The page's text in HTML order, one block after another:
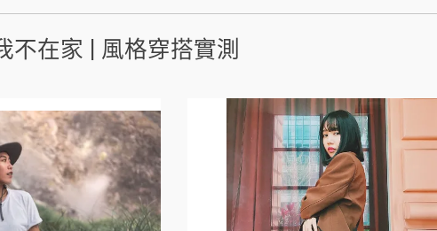
不在家 | 風格穿搭實測